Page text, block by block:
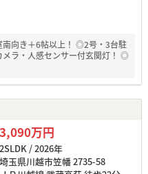
向き＋6帖以上！ ◎2号・3台駐
ラ・人感センサー付玄関灯！ ◎
3,090万円
2SLDK / 2026年
埼玉県川越市笠幡 2735-58